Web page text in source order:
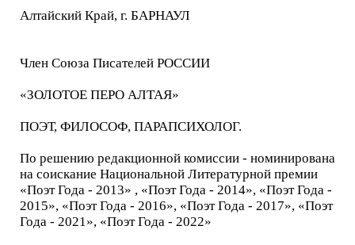
Алтайский Край, г. БАРНАУЛ
Член Союза Писателей РОССИИ
«ЗОЛОТОЕ ПЕРО АЛТАЯ»
ПОЭТ, ФИЛОСОФ, ПАРАПСИХОЛОГ.
По решению редакционной комиссии - номинирована
на соискание Национальной Литературной премии
«Поэт Года - 2013» , «Поэт Года - 2014», «Поэт Года -
2015», «Поэт Года - 2016», «Поэт Года - 2017», «Поэт
Года - 2021», «Поэт Года - 2022»